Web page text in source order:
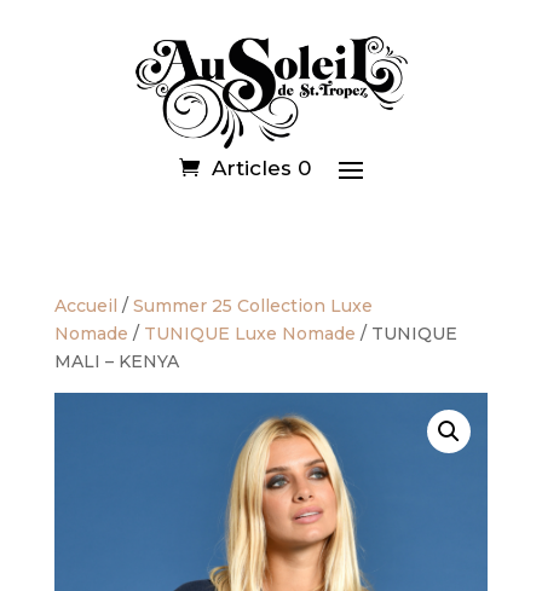
Articles 0
Accueil / Summer 25 Collection Luxe
Nomade / TUNIQUE Luxe Nomade / TUNIQUE
MALI – KENYA